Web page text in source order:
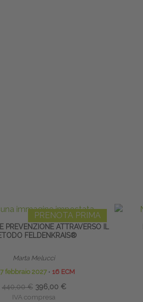
PRENOTA PRIMA
PREVENZIONE ATTRAVERSO IL
FELDENKRAIS®
Marta Melucci
febbraio 2027 ∙ 16 ECM
440,00 € 396,00 €
IVA compresa